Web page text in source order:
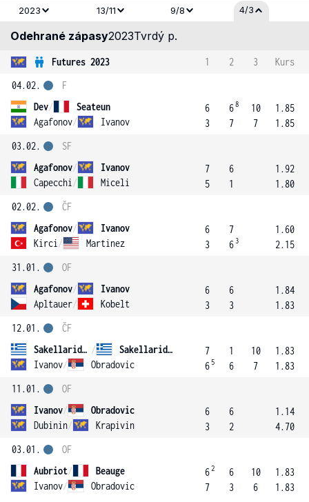
2023 13/11 9/8 4/3
Odehrané zápasy2023Tvrdý p.
Futures 2023 1 2 3
Kurs
04.02.
Dev/
Seateun
Agafonov/ Ivanov
F
6
3
68
7
10
7
1.85
1.85
03.02.
Agafonov/
Ivanov
Capecchi / Miceli
SF
7
5
6
1
1.92
1.80
02.02.
Agafonov/
Ivanov
Kirci / Martinez
ČF
6
3
7
6 3
1.60
2.15
31.01.
Agafonov/
Ivanov
Apltauer/ Kobelt
OF
6
3
6
3
1.84
1.83
12.01.
Sakellaridis /
Sakellaridis
Ivanov/ Obradovic
ČF
7
6 5
1
6
10
7
1.83
1.83
11.01.
Ivanov/
Obradovic
Dubinin/ Krapivin
OF
6
3
6
2
1.14
4.70
03.01.
Aubriot/
Beauge
Ivanov/ Obradovic
OF
62
7
6
3
10
6
1.83
1.83